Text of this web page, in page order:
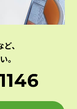
、
。